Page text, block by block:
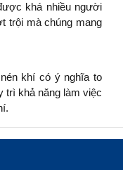
khá nhiều người
trội mà chúng mang
khí có ý nghĩa to
trì khả năng làm việc